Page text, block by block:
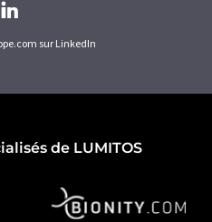
sur LinkedIn
de LUMITOS